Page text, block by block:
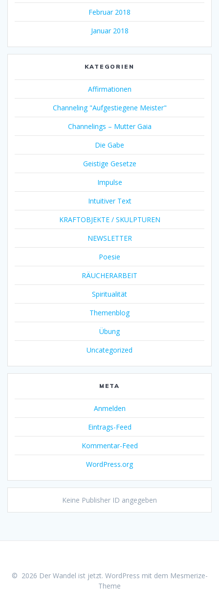
Februar 2018
Januar 2018
KATEGORIEN
Affirmationen
Channeling "Aufgestiegene Meister"
Channelings – Mutter Gaia
Die Gabe
Geistige Gesetze
Impulse
Intuitiver Text
KRAFTOBJEKTE / SKULPTUREN
NEWSLETTER
Poesie
RÄUCHERARBEIT
Spiritualität
Themenblog
Übung
Uncategorized
META
Anmelden
Eintrags-Feed
Kommentar-Feed
WordPress.org
Keine Publisher ID angegeben
© 2026 Der Wandel ist jetzt. WordPress mit dem Mesmerize-
Theme